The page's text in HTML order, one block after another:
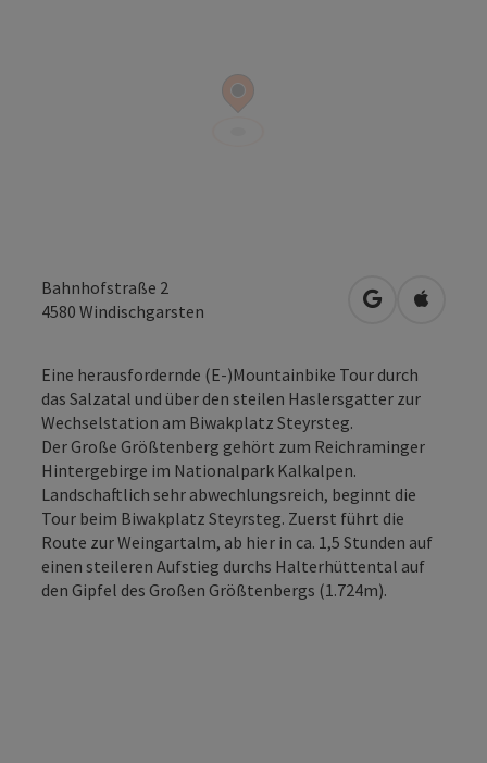
Bahnhofstraße 2
4580 Windischgarsten in Google
in
Eine herausfordernde (E-)Mountainbike Tour durch
das Salzatal und über den steilen Haslersgatter zur
Wechselstation am Biwakplatz Steyrsteg.
Der Große Größtenberg gehört zum Reichraminger
Hintergebirge im Nationalpark Kalkalpen.
Landschaftlich sehr abwechlungsreich, beginnt die
Tour beim Biwakplatz Steyrsteg. Zuerst führt die
Route zur Weingartalm, ab hier in ca. 1,5 Stunden auf
einen steileren Aufstieg durchs Halterhüttental auf
den Gipfel des Großen Größtenbergs (1.724m).